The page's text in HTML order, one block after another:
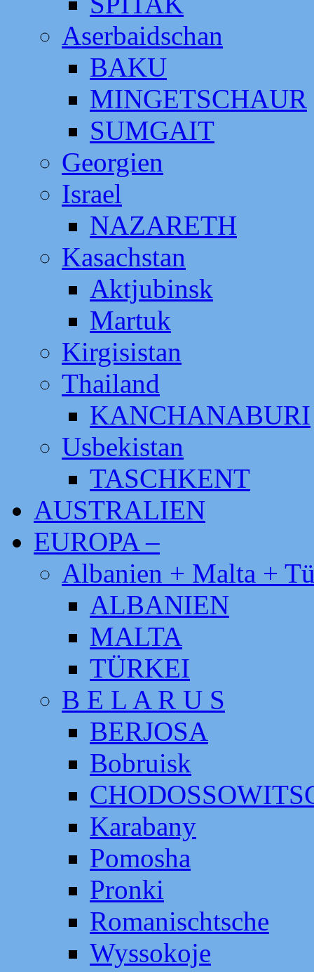
Aserbaidschan
BAKU
MINGETSCHAUR
SUMGAIT
Georgien
Israel
NAZARETH
Kasachstan
Aktjubinsk
Martuk
Kirgisistan
Thailand
KANCHANABURI
Usbekistan
TASCHKENT
AUSTRALIEN
EUROPA –
Albanien + Malta +
ALBANIEN
MALTA
TÜRKEI
B E L A R U S
BERJOSA
Bobruisk
Karabany
Pomosha
Pronki
Romanischtsche
Wyssokoje